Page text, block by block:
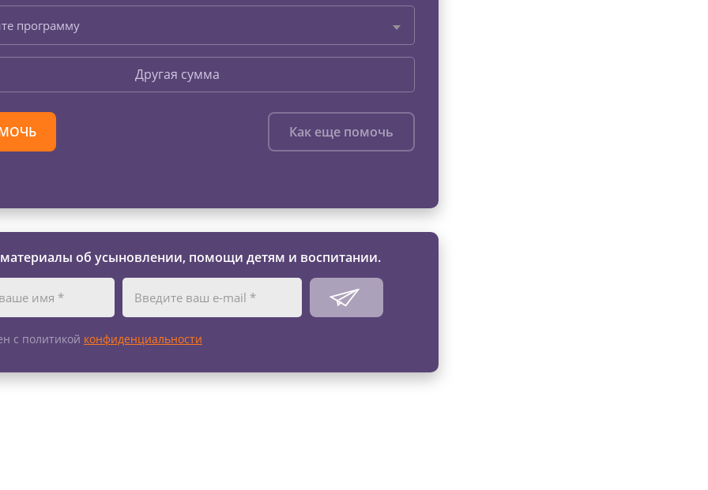
программу
Другая сумма
Как еще помочь
об усыновлении, помощи детям и воспитании.
с политикой конфиденциальности